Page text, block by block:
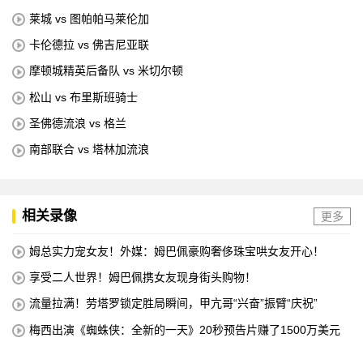
莱城 vs 图帕帕马莱伦加
卡伦德拉 vs 佛吉尼亚联
摩顿城精英后备队 vs 米切尔顿
松山 vs 布里斯班骑士
圣佛德流浪 vs 格兰
南部联合 vs 塔林加流浪
相关录像 更多
姆总实力宠女友！外媒：姆巴佩豪购奢侈珠宝哄女友开心！
享受二人世界！姆巴佩携女友现身街头购物！
流量拉满！劳塔罗锁定胜局瞬间，甲亢哥“兴奋”振臂“庆祝”
梅西出演《蜘蛛侠：全新的一天》20秒预告片赚了1500万美元